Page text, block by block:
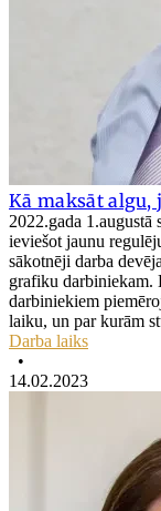
Kā maksāt algu,
2022.gada
ieviešot jaunu
sākotnēji darba
grafiku darbiniekam.
darbiniekiem
laiku, un par kurām
Darba laiks
•
14.02.2023